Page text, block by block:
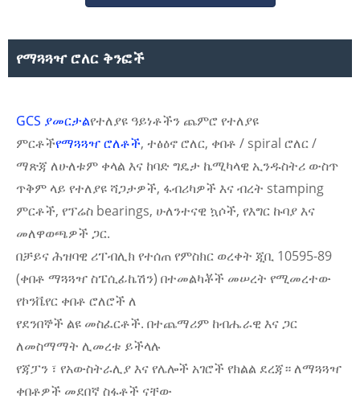
የማጓጓዣ ሮለር ቅንፎች
GCS ያመርታልየተለያዩ ዓይነቶችን ጨምሮ የተለያዩ
ምርቶችየማጓጓዣ ሮለቶች, ተፅዕኖ ሮለር, ቀበቶ / spiral ሮለር /
ማጽጃ ለሁለቱም ቀላል እና ከባድ ግዴታ ኬሚካላዊ ኢንዱስትሪ ውስጥ
ጥቅም ላይ የተለያዩ ሻጋታዎች, ፋብሪካዎች እና ብረት stamping
ምርቶች, የፕሬስ bearings, ሁለንተናዊ ኳሶች, የእግር ኩባያ እና
መለዋወጫዎች ጋር.
በቻይና ሕዝባዊ ሪፐብሊክ የተሰጠ የምስክር ወረቀት ጂቢ 10595-89
(ቀበቶ ማጓጓዣ ስፔሲፊኬሽን) በተመልካቾች መሠረት የሚመረተው
የኮንቬየር ቀበቶ ሮለሮች ለ
የደንበኞች ልዩ መስፈርቶች. በተጨማሪም ከብሔራዊ እና ጋር
ለመስማማት ሊመረቱ ይችላሉ
የጃፓን ፣ የአውስትራሊያ እና የሌሎች አገሮች የክልል ደረጃ። ለማጓጓዣ
ቀበቶዎች መደበኛ ስፋቶች ናቸው